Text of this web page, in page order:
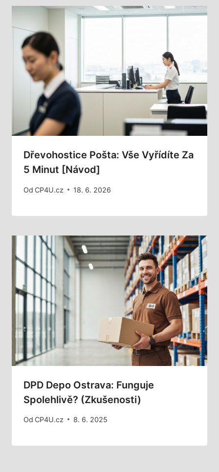
Dřevohostice Pošta: Vše Vyřídíte Za
5 Minut [Návod]
Od CP4U.cz 18. 6. 2026
DPD Depo Ostrava: Funguje
Spolehlivě? (Zkušenosti)
Od CP4U.cz 8. 6. 2025